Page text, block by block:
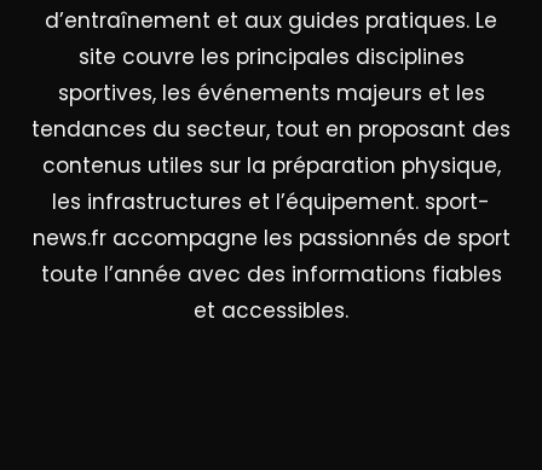
d’entraînement et aux guides pratiques. Le
site couvre les principales disciplines
sportives, les événements majeurs et les
tendances du secteur, tout en proposant des
contenus utiles sur la préparation physique,
les infrastructures et l’équipement. sport-
news.fr accompagne les passionnés de sport
toute l’année avec des informations fiables
et accessibles.